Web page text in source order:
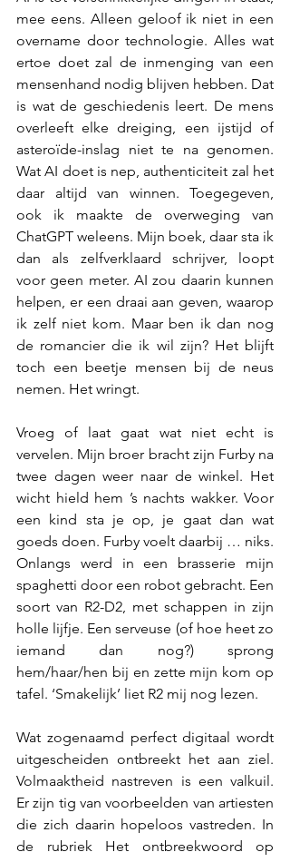
mee eens. Alleen geloof ik niet in een
overname door technologie. Alles wat
ertoe doet zal de inmenging van een
mensenhand nodig blijven hebben. Dat
is wat de geschiedenis leert. De mens
overleeft elke dreiging, een ijstijd of
asteroïde-inslag niet te na genomen.
Wat AI doet is nep, authenticiteit zal het
daar altijd van winnen. Toegegeven,
ook ik maakte de overweging van
ChatGPT weleens. Mijn boek, daar sta ik
dan als zelfverklaard schrijver, loopt
voor geen meter. AI zou daarin kunnen
helpen, er een draai aan geven, waarop
ik zelf niet kom. Maar ben ik dan nog
de romancier die ik wil zijn? Het blijft
toch een beetje mensen bij de neus
nemen. Het wringt.
Vroeg of laat gaat wat niet echt is
vervelen. Mijn broer bracht zijn Furby na
twee dagen weer naar de winkel. Het
wicht hield hem ’s nachts wakker. Voor
een kind sta je op, je gaat dan wat
goeds doen. Furby voelt daarbij … niks.
Onlangs werd in een brasserie mijn
spaghetti door een robot gebracht. Een
soort van R2-D2, met schappen in zijn
holle lijfje. Een serveuse (of hoe heet zo
iemand dan nog?) sprong
hem/haar/hen bij en zette mijn kom op
tafel. ‘Smakelijk’ liet R2 mij nog lezen.
Wat zogenaamd perfect digitaal wordt
uitgescheiden ontbreekt het aan ziel.
Volmaaktheid nastreven is een valkuil.
Er zijn tig van voorbeelden van artiesten
die zich daarin hopeloos vastreden. In
de rubriek Het ontbreekwoord op